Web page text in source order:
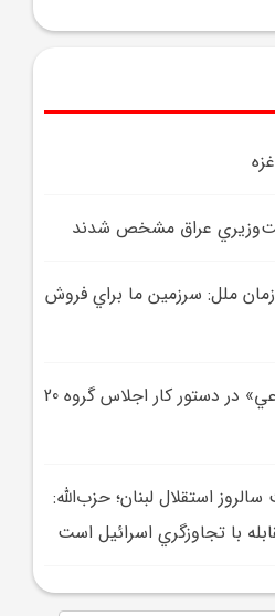
عراق مشخص شدند
ملل: سرزمين ما براي فروش
موضوع «هوش‌ مصنوعي» در دستور کار اجلاس گروه 20
استقلال لبنان؛ حزب‌الله:
با تجاوزگري اسرائيل است